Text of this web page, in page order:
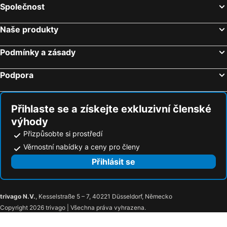
Chalupa U smrku
Výrovka
Bukovina
Kiosek U Staré Lanovky
Ubytovani Kocova
Brno, Jihomoravský kraj Hotely
Olomouc, Olomoucký kraj Hotely
Mikulov, Jihomoravský kraj Hotely
Ostrava, Moravskoslezský kraj Hotely
Společnost
Naše produkty
Podmínky a zásady
Podpora
Přihlaste se a získejte exkluzivní členské
výhody
Přizpůsobte si prostředí
Věrnostní nabídky a ceny pro členy
Přihlásit se
trivago N.V., Kesselstraße 5 – 7, 40221 Düsseldorf, Německo
Copyright 2026 trivago | Všechna práva vyhrazena.